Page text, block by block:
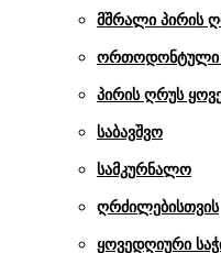
მშრალი პირის
ორთოდონტული
პირის ღრუს
საბავშვო
სამკურნალო
ღრძილებისთვის
ყოვედღიური